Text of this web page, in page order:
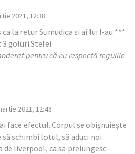
2021, 12:38
la retur Sumudica si ai lui l-au ***
3 goluri Stelei
pentru că nu respectă regulile
2021, 12:48
face efectul. Corpul se obișnuiește
să schimbi lotul, să aduci noi
de liverpool, ca sa prelungesc